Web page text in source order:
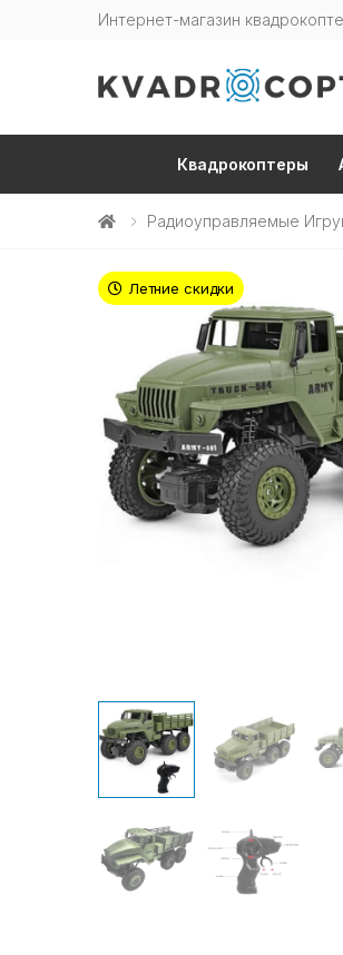
Интернет-магазин
Квадрокоптеры
Радиоуправляемые
Летние скидки